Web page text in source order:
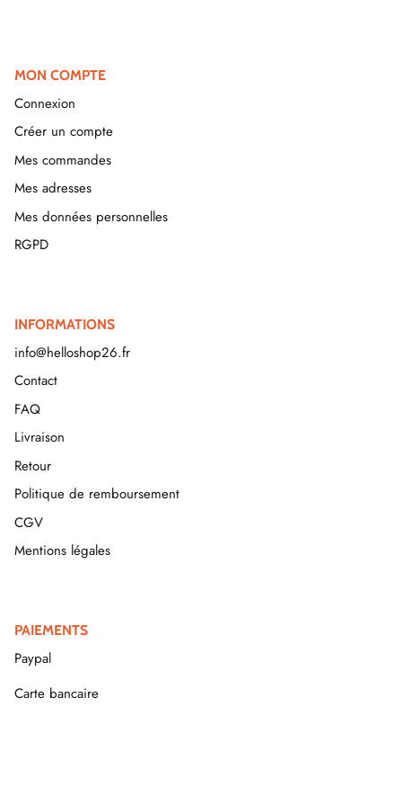
MON COMPTE
Connexion
Créer un compte
Mes commandes
Mes adresses
Mes données personnelles
RGPD
INFORMATIONS
info@helloshop26.fr
Contact
FAQ
Livraison
Retour
Politique de remboursement
CGV
Mentions légales
PAIEMENTS
Paypal
Carte bancaire